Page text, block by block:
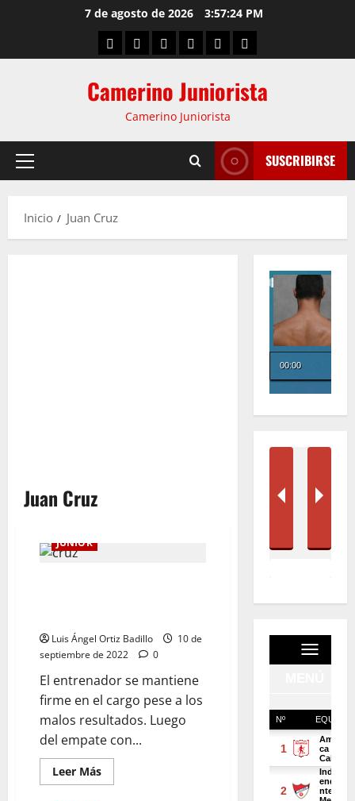
7 de agosto de 2026 3:57:24 PM
Camerino Juniorista
Camerino Juniorista
SUSCRIBIRSE
Inicio Juan Cruz
Juan Cruz
JUNIOR
Luis Ángel Ortiz Badillo
10 de
septiembre de 2022
0
El entrenador se mantiene
firme en el cargo pese a los
malos resultados. Luego
del empate con...
Leer Más